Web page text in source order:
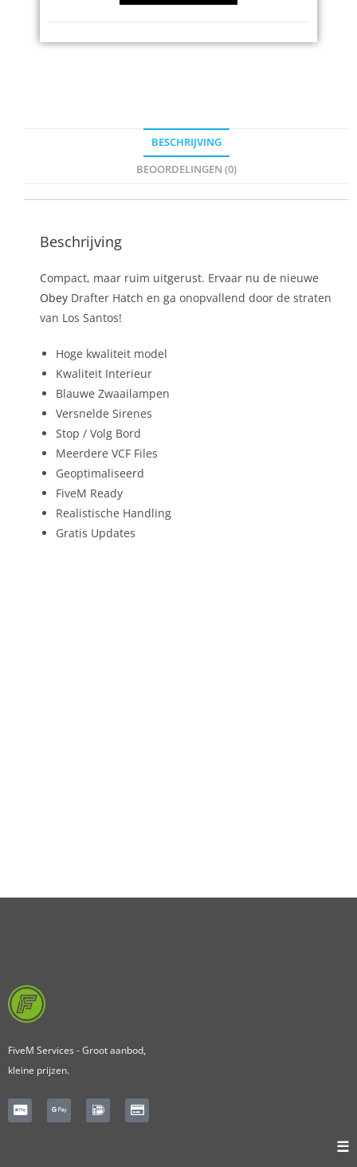
BESCHRIJVING
BEOORDELINGEN (0)
Beschrijving
Compact, maar ruim uitgerust. Ervaar nu de nieuwe
Obey Drafter Hatch en ga onopvallend door de straten
van Los Santos!
Hoge kwaliteit model
Kwaliteit Interieur
Blauwe Zwaailampen
Versnelde Sirenes
Stop / Volg Bord
Meerdere VCF Files
Geoptimaliseerd
FiveM Ready
Realistische Handling
Gratis Updates
FiveM Services - Groot aanbod,
kleine prijzen.
☰